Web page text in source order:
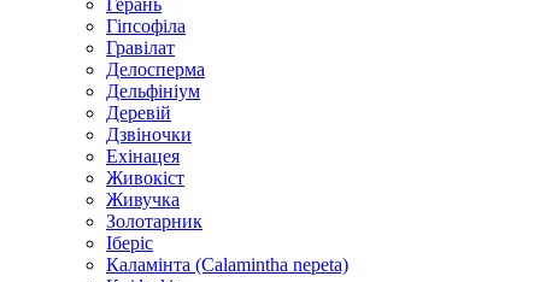
Герань
Гіпсофіла
Гравілат
Делосперма
Дельфініум
Деревій
Дзвіночки
Ехінацея
Живокіст
Живучка
Золотарник
Іберіс
Каламінта (Calamintha nepeta)